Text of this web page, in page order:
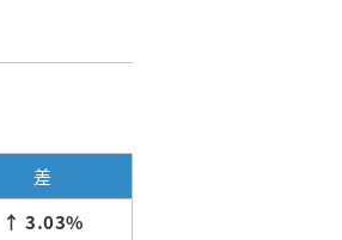
差
↑ 3.03%